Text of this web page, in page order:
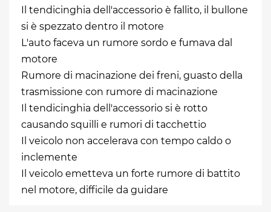
Il tendicinghia dell'accessorio è fallito, il bullone
si è spezzato dentro il motore
L'auto faceva un rumore sordo e fumava dal
motore
Rumore di macinazione dei freni, guasto della
trasmissione con rumore di macinazione
Il tendicinghia dell'accessorio si è rotto
causando squilli e rumori di tacchettio
Il veicolo non accelerava con tempo caldo o
inclemente
Il veicolo emetteva un forte rumore di battito
nel motore, difficile da guidare